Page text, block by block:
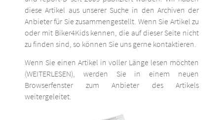
diese Artikel aus unserer Suche in den Archiven der
Anbieter für Sie zusammengestellt. Wenn Sie Artikel zu
oder mit Biker4Kids kennen, die auf dieser Seite nicht
zu finden sind, so können Sie uns gerne kontaktieren.
Wenn Sie einen Artikel in voller Länge lesen möchten
(WEITERLESEN), werden Sie in einem neuen
Browserfenster zum Anbieter des Artikels
weitergeleitet.